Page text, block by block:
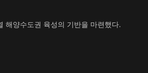
해양수도권 육성의 기반을 마련했다.